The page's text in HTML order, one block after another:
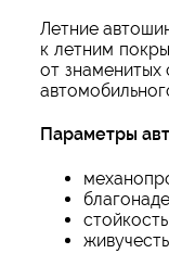
Летние
к летним
от
Параметры
стойкость
живучесть